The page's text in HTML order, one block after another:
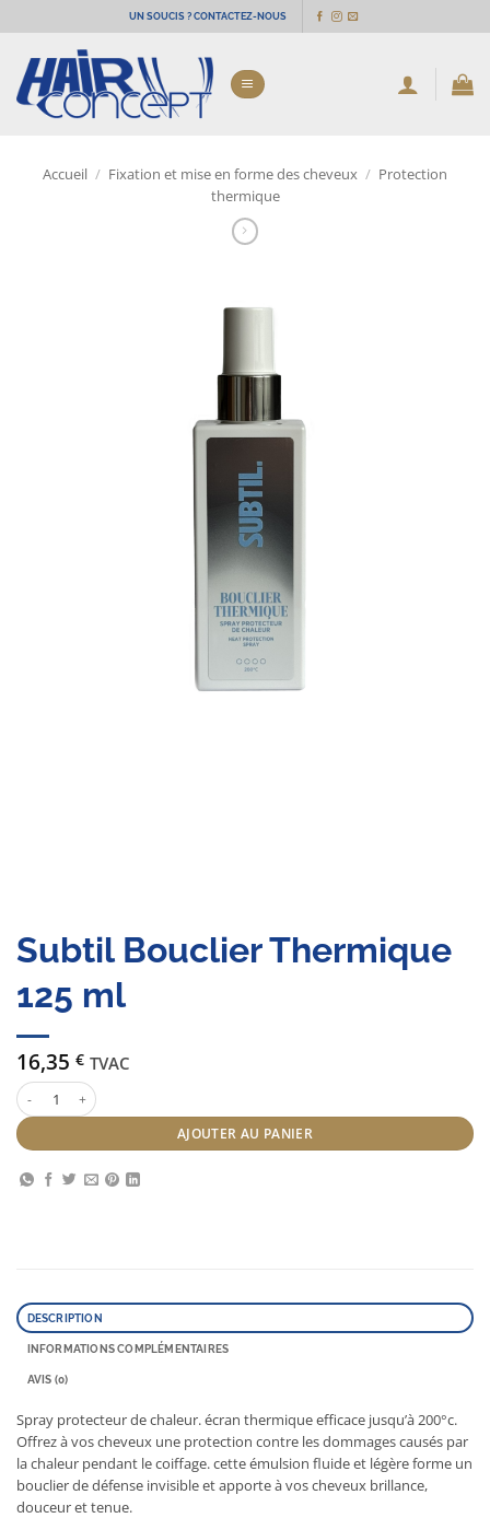
au
contenu
UN SOUCIS ? CONTACTEZ-NOUS
Accueil / Fixation et mise en forme des cheveux / Protection
thermique
Subtil Bouclier Thermique
125 ml
16,35 € TVAC
quantité de Subtil Bouclier Thermique 125 ml
AJOUTER AU PANIER
DESCRIPTION
INFORMATIONS COMPLÉMENTAIRES
AVIS (0)
Spray protecteur de chaleur. écran thermique efficace jusqu’à 200°c.
Offrez à vos cheveux une protection contre les dommages causés par
la chaleur pendant le coiffage. cette émulsion fluide et légère forme un
bouclier de défense invisible et apporte à vos cheveux brillance,
douceur et tenue.